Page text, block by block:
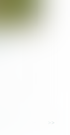
et
>>